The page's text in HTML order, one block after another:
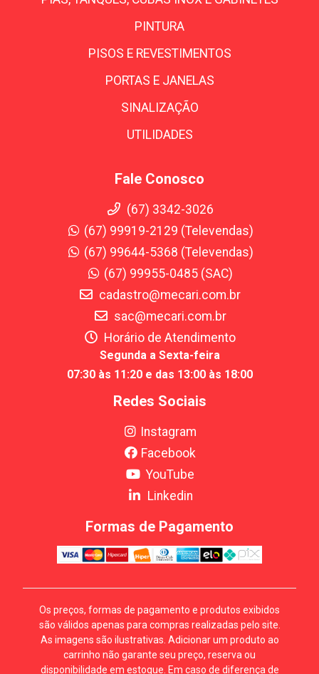
PINTURA
PISOS E REVESTIMENTOS
PORTAS E JANELAS
SINALIZAÇÃO
UTILIDADES
Fale Conosco
(67) 3342-3026
(67) 99919-2129 (Televendas)
(67) 99644-5368 (Televendas)
(67) 99955-0485 (SAC)
cadastro@mecari.com.br
sac@mecari.com.br
Horário de Atendimento
Segunda a Sexta-feira
07:30 às 11:20 e das 13:00 às 18:00
Redes Sociais
Instagram
Facebook
YouTube
Linkedin
Formas de Pagamento
Os preços, formas de pagamento e produtos exibidos
são válidos apenas para compras realizadas pelo site.
As imagens são ilustrativas. Adicionar um produto ao
carrinho não garante seu preço, reserva ou
disponibilidade em estoque. Em caso de diferença de